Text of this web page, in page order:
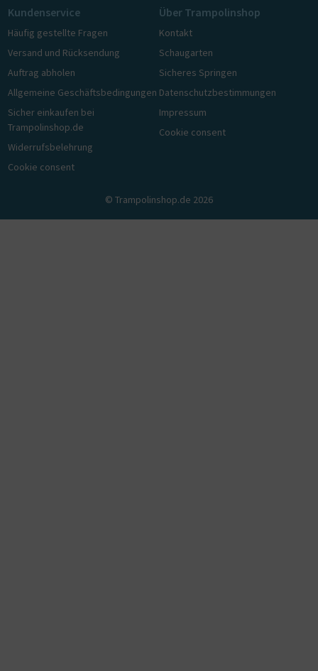
Kundenservice
Häufig gestellte Fragen
Versand und Rücksendung
Auftrag abholen
Allgemeine Geschäftsbedingungen
Sicher einkaufen bei
Trampolinshop.de
Widerrufsbelehrung
Cookie consent
Über Trampolinshop
Kontakt
Schaugarten
Sicheres Springen
Datenschutzbestimmungen
Impressum
Cookie consent
© Trampolinshop.de 2026